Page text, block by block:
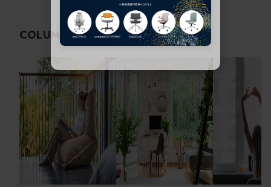
COLUMN 関連コラム